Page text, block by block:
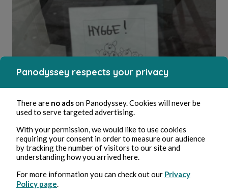
6, ago, 2026 13 min de lectura
La visite
Drama
Bozena Wisniewska-Le Talludec
Panodyssey respects your privacy
There are no adson Panodyssey. Cookies will never be
used to serve targeted advertising.
With your permission, we would like to use cookies
requiring your consent in order to measure our audience
by tracking the number of visitors to our site and
understanding how you arrived here.
For more information you can check out our Privacy
Policy page